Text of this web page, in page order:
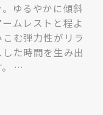
。ゆるやかに傾斜
ームレストと程よ
こむ弾力性がリラ
した時間を生み出
。 …